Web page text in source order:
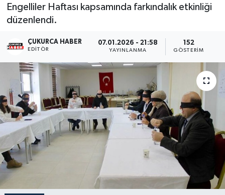
Engelliler Haftası kapsamında farkındalık etkinliği
düzenlendi.
ÇUKURCA HABER
EDITÖR
07.01.2026 - 21:58
YAYINLANMA
152
GÖSTERIM
Hakkari
Teknoloji
Yaşam